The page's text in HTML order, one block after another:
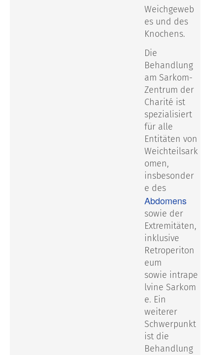
Weichgeweb
es und des
Knochens.
Die
Behandlung
am Sarkom-
Zentrum der
Charité ist
spezialisiert
für alle
Entitäten von
Weichteilsark
omen,
insbesonder
e des
Abdomens
sowie der
Extremitäten,
inklusive
Retroperiton
eum
sowie intrape
lvine Sarkom
e. Ein
weiterer
Schwerpunkt
ist die
Behandlung